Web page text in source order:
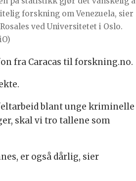
forskning om Venezuela, sier
ved Universitetet i Oslo.
fra Caracas til forskning.no.
blant unge kriminelle
skal vi tro tallene som
er også dårlig, sier